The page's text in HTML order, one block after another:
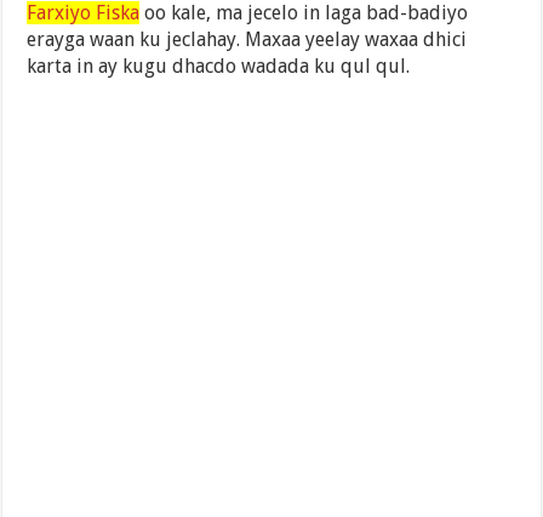
Farxiyo Fiska oo kale, ma jecelo in laga bad-badiyo
erayga waan ku jeclahay. Maxaa yeelay waxaa dhici
karta in ay kugu dhacdo wadada ku qul qul.